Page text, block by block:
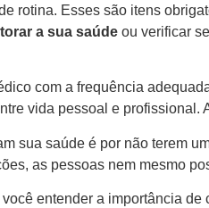
rotina. Esses são itens
a sua saúde ou verificar
com a frequência
vida pessoal e profissional.
sua saúde é por não terem
as pessoas nem mesmo
entender a importância de